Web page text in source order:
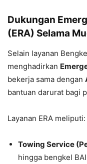
Dukungan
(ERA) Selama
Selain layanan
menghadirkan
bekerja sama dengan
bantuan darurat bagi
Layanan ERA meliputi:
Towing Service
hingga bengkel